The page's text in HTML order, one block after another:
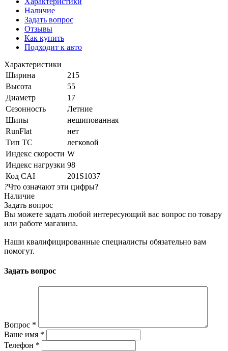
Наличие
Задать вопрос
Отзывы
Как купить
Подходит к авто
Характеристики
Ширина
215
Высота
55
Диаметр
17
Сезонность
Летние
Шипы
нешипованная
RunFlat
нет
Тип ТС
легковой
Индекс скорости W
Индекс нагрузки 98
Код CAI
201S1037
?Что означают эти цифры?
Наличие
Задать вопрос
Вы можете задать любой интересующий вас вопрос по товару
или работе магазина.
Наши квалифицированные специалисты обязательно вам
помогут.
Задать вопрос
Вопрос *
Ваше имя *
Телефон *